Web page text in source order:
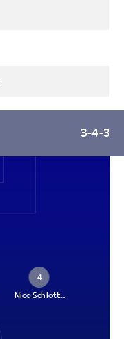
3-4-3
4
Nico Schlott...